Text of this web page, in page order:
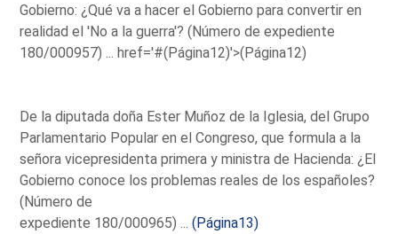
Gobierno: ¿Qué va a hacer el Gobierno para convertir en
realidad el 'No a la guerra'? (Número de expediente
180/000957) ...href='#(Página12)'>(Página12)
De la diputada doña Ester Muñoz de la Iglesia, del Grupo
Parlamentario Popular en el Congreso, que formula a la
señora vicepresidenta primera y ministra de Hacienda: ¿El
Gobierno conoce los problemas reales de los españoles?
(Número de
expediente 180/000965) ...(Página13)